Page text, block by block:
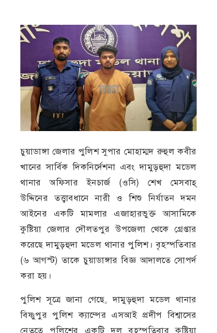
চুয়াডাঙ্গা জেলার পুলিশ সুপার মোহাম্মদ রুহুল কবীর
খানের সার্বিক দিকনির্দেশনা এবং দামুড়হুদা মডেল
থানার অফিসার ইনচার্জ (ওসি) শেখ মেসবাহ্
উদ্দিনের তত্ত্বাবধানে নারী ও শিশু নির্যাতন দমন
আইনের একটি মামলার এজাহারভুক্ত আসামিকে
কুষ্টিয়া জেলার দৌলতপুর উপজেলা থেকে গ্রেপ্তার
করেছে দামুড়হুদা মডেল থানার পুলিশ। বৃহস্পতিবার
(৬ আগস্ট) তাকে চুয়াডাঙ্গার বিজ্ঞ আদালতে সোপর্দ
করা হয়।
পুলিশ সূত্রে জানা গেছে, দামুড়হুদা মডেল থানার
বিষ্ণুপুর পুলিশ ক্যাম্পের এসআই প্রদীপ বিশ্বাসের
নেতৃত্বে পুলিশের একটি দল বৃহস্পতিবার কুষ্টিয়া